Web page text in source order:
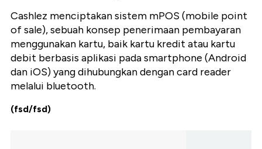
Cashlez menciptakan sistem mPOS (mobile point
of sale), sebuah konsep penerimaan pembayaran
menggunakan kartu, baik kartu kredit atau kartu
debit berbasis aplikasi pada smartphone (Android
dan iOS) yang dihubungkan dengan card reader
melalui bluetooth.
(fsd/fsd)